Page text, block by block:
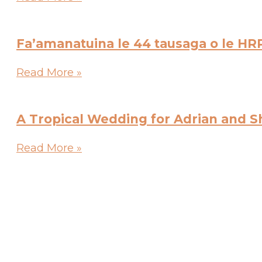
Fa’amanatuina le 44 tausaga o le
Read More »
A Tropical Wedding for Adrian and
Read More »